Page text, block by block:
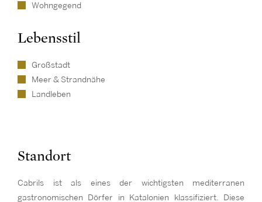
Wohngegend
Lebensstil
Großstadt
Meer & Strandnähe
Landleben
Standort
Cabrils ist als eines der wichtigsten mediterranen
gastronomischen Dörfer in Katalonien klassifiziert. Diese